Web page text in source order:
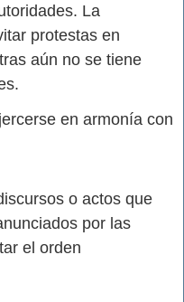
La
protestas en
aún no se tiene
en armonía con
o actos que
por las
el orden